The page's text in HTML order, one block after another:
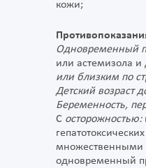
кожи;
Одновременный
или астемизола и
или близким по
Детский возраст
Беременность,
С осторожностью:
множественными
одновременный